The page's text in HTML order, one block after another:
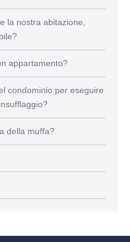
la nostra abitazione,
appartamento?
condominio per eseguire
della muffa?